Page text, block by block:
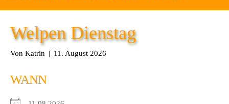
Welpen Dienstag
Von Katrin | 11. August 2026
WANN